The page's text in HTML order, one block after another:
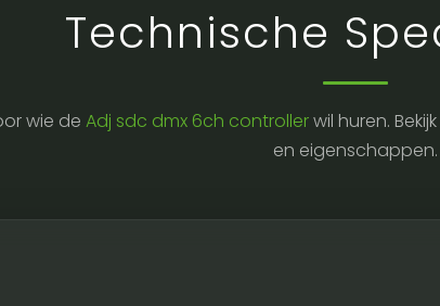
Technische
wie de Adj sdc dmx 6ch controllerwil huren.
en eigenschappen.